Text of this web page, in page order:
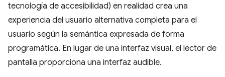
tecnología de accesibilidad) en realidad crea una
experiencia del usuario alternativa completa para el
usuario según la semántica expresada de forma
programática. En lugar de una interfaz visual, el lector de
pantalla proporciona una interfaz audible.